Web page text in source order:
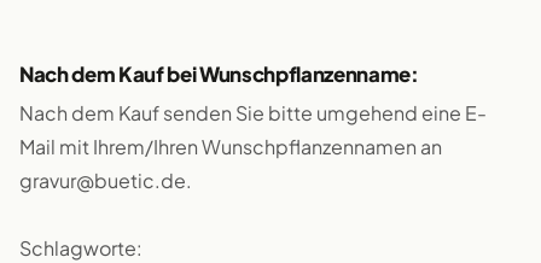
Nach dem Kauf bei Wunschpflanzenname:
Nach dem Kauf senden Sie bitte umgehend eine E-
Mail mit Ihrem/Ihren Wunschpflanzennamen an
gravur@buetic.de.
Schlagworte: